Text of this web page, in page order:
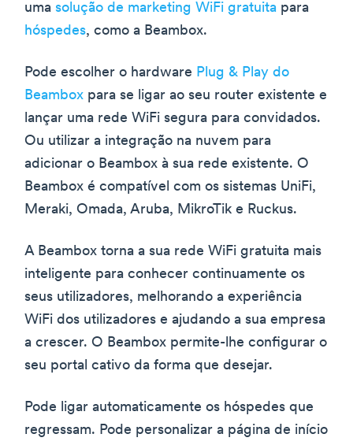
uma solução de marketing WiFi gratuita para
hóspedes, como a Beambox.
Pode escolher o hardware Plug & Play do
Beambox para se ligar ao seu router existente e
lançar uma rede WiFi segura para convidados.
Ou utilizar a integração na nuvem para
adicionar o Beambox à sua rede existente. O
Beambox é compatível com os sistemas UniFi,
Meraki, Omada, Aruba, MikroTik e Ruckus.
A Beambox torna a sua rede WiFi gratuita mais
inteligente para conhecer continuamente os
seus utilizadores, melhorando a experiência
WiFi dos utilizadores e ajudando a sua empresa
a crescer. O Beambox permite-lhe configurar o
seu portal cativo da forma que desejar.
Pode ligar automaticamente os hóspedes que
regressam. Pode personalizar a página de início